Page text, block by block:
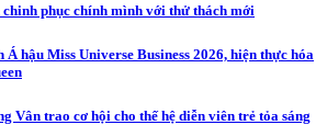
phục chính mình với thử thách mới
Á hậu Miss Universe Business 2026, hiện thực hóa
Vân trao cơ hội cho thế hệ diễn viên trẻ tỏa sáng